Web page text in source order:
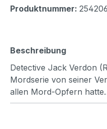
Produktnummer:
Beschreibung
Detective Jack Verdon
Mordserie von seiner
allen Mord-Opfern